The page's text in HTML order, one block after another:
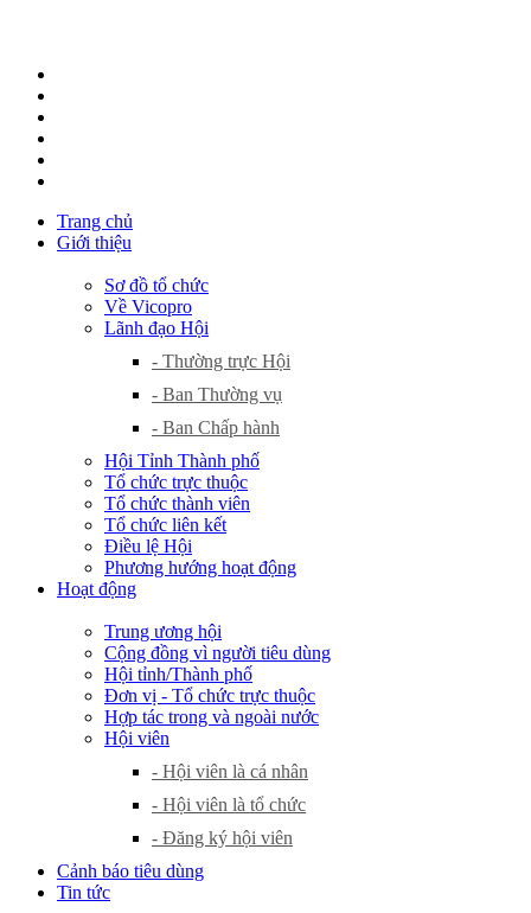
Trang chủ
Giới thiệu
Sơ đồ tổ chức
Về Vicopro
Lãnh đạo Hội
- Thường trực Hội
- Ban Thường vụ
- Ban Chấp hành
Hội Tỉnh Thành phố
Tổ chức trực thuộc
Tổ chức thành viên
Tổ chức liên kết
Điều lệ Hội
Phương hướng hoạt động
Hoạt động
Trung ương hội
Cộng đồng vì người tiêu dùng
Hội tỉnh/Thành phố
Đơn vị - Tổ chức trực thuộc
Hợp tác trong và ngoài nước
Hội viên
- Hội viên là cá nhân
- Hội viên là tổ chức
- Đăng ký hội viên
Cảnh báo tiêu dùng
Tin tức